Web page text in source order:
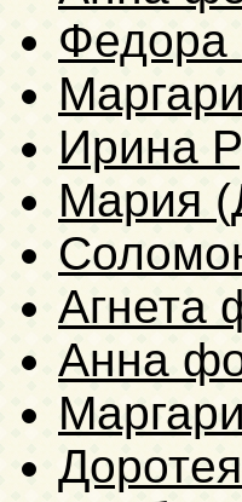
Федора
Ирина
Мария
Агнета
Анна